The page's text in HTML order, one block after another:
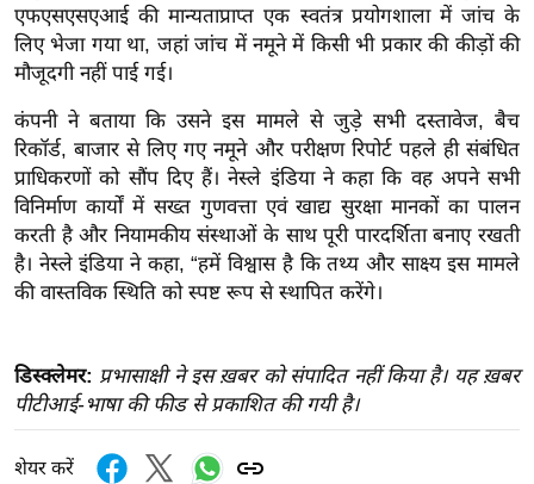
र
मि
सा
ल
बे
मि
सा
ल
श
य
त
यं
ग
एफएसएसएआई की मान्यताप्राप्त एक स्वतंत्र प्रयोगशाला में जांच के
लिए भेजा गया था, जहां जांच में नमूने में किसी भी प्रकार की कीड़ों की
मौजूदगी नहीं पाई गई।
कंपनी ने बताया कि उसने इस मामले से जुड़े सभी दस्तावेज, बैच
रिकॉर्ड, बाजार से लिए गए नमूने और परीक्षण रिपोर्ट पहले ही संबंधित
प्राधिकरणों को सौंप दिए हैं। नेस्ले इंडिया ने कहा कि वह अपने सभी
विनिर्माण कार्यों में सख्त गुणवत्ता एवं खाद्य सुरक्षा मानकों का पालन
करती है और नियामकीय संस्थाओं के साथ पूरी पारदर्शिता बनाए रखती
है। नेस्ले इंडिया ने कहा, “हमें विश्वास है कि तथ्य और साक्ष्य इस मामले
की वास्तविक स्थिति को स्पष्ट रूप से स्थापित करेंगे।
डिस्क्लेमर: प्रभासाक्षी ने इस ख़बर को संपादित नहीं किया है। यह ख़बर
पीटीआई-भाषा की फीड से प्रकाशित की गयी है।
शेयर करें